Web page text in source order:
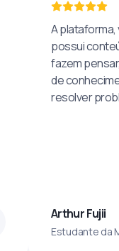
A plataforma,
possui
fazem
de
resolver
Arthur Fujii
Estudante da